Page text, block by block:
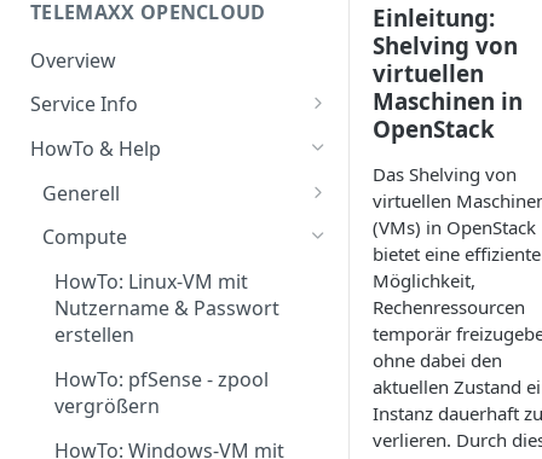
TELEMAXX OPENCLOUD
Overview
Service Info
Service Portal
Service Access & Ports
Projects & User Roles
Project Quotas
Features & Functions
Images
Compute Storage
HowTo & Help
Generell
HowTo: Login
HowTo: Application
Credentials
HowTo: Windows Server
Installation mit eigener ISO
HowTo: Eigene ISOs in der
OpenCloud verwenden
Compute
HowTo: Linux-VM mit
Nutzername & Passwort
erstellen
HowTo: pfSense - zpool
vergrößern
HowTo: Windows-VM mit
Einleitung:
Shelving von
virtuellen
Maschinen in
OpenStack
Das Shelving von
virtuellen
(VMs) in OpenStack
bietet eine effiziente
Möglichkeit,
Rechenressourcen
temporär
ohne dabei den
aktuellen Zustand
Instanz dauerhaft zu
verlieren. Durch